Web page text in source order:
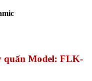
quấn Model: FLK-